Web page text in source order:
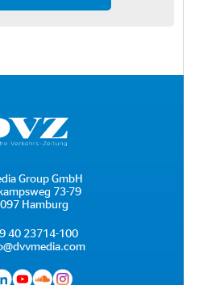
Group GmbH
73-79
Hamburg
40 23714-100